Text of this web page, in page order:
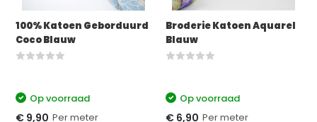
100% Katoen Geborduurd
Coco Blauw
Op voorraad
€ 9,90 Per meter
Broderie Katoen Aquarel
Blauw
Op voorraad
€ 6,90 Per meter